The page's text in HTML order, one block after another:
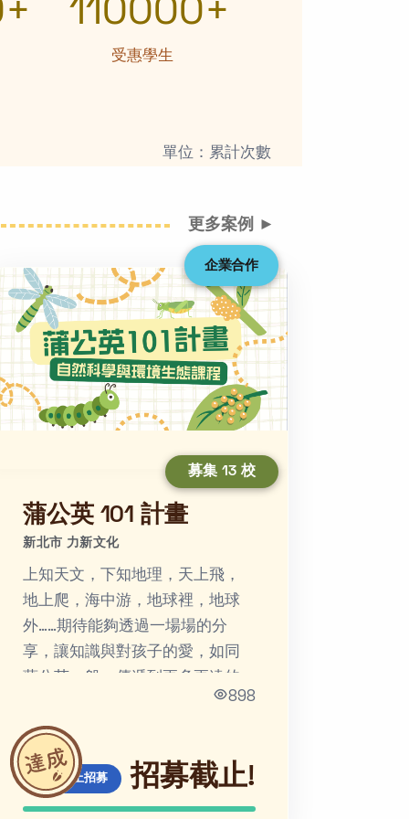
110000+
受惠學生
單位：累計次數
更多案例 ►
企業合作
募集 13 校
蒲公英 101 計畫
新北市 力新文化
上知天文，下知地理，天上飛，
地上爬，海中游，地球裡，地球
外……期待能夠透過一場場的分
享，讓知識與對孩子的愛，如同
898
線上招募 招募截止!